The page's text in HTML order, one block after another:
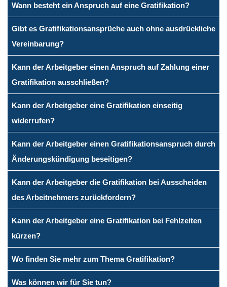
Wann besteht ein Anspruch auf eine Gratifikation?
Gibt es Gratifikationsansprüche auch ohne ausdrückliche
Vereinbarung?
Kann der Arbeitgeber einen Anspruch auf Zahlung einer
Gratifikation ausschließen?
Kann der Arbeitgeber eine Gratifikation einseitig
widerrufen?
Kann der Arbeitgeber einen Gratifikationsanspruch durch
Änderungskündigung beseitigen?
Kann der Arbeitgeber die Gratifikation bei Ausscheiden
des Arbeitnehmers zurückfordern?
Kann der Arbeitgeber eine Gratifikation bei Fehlzeiten
kürzen?
Wo finden Sie mehr zum Thema Gratifikation?
Was können wir für Sie tun?